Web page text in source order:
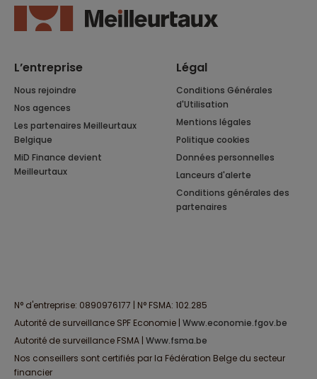
L’entreprise
Nous rejoindre
Nos agences
Les partenaires Meilleurtaux
Belgique
MiD Finance devient
Meilleurtaux
Légal
Conditions Générales
d'Utilisation
Mentions légales
Politique cookies
Données personnelles
Lanceurs d'alerte
Conditions générales des
partenaires
N° d'entreprise: 0890976177 | N° FSMA: 102.285
Autorité de surveillance SPF Economie |
www.economie.fgov.be
Autorité de surveillance FSMA |
www.fsma.be
Nos conseillers sont certifiés par la Fédération Belge du secteur
financier